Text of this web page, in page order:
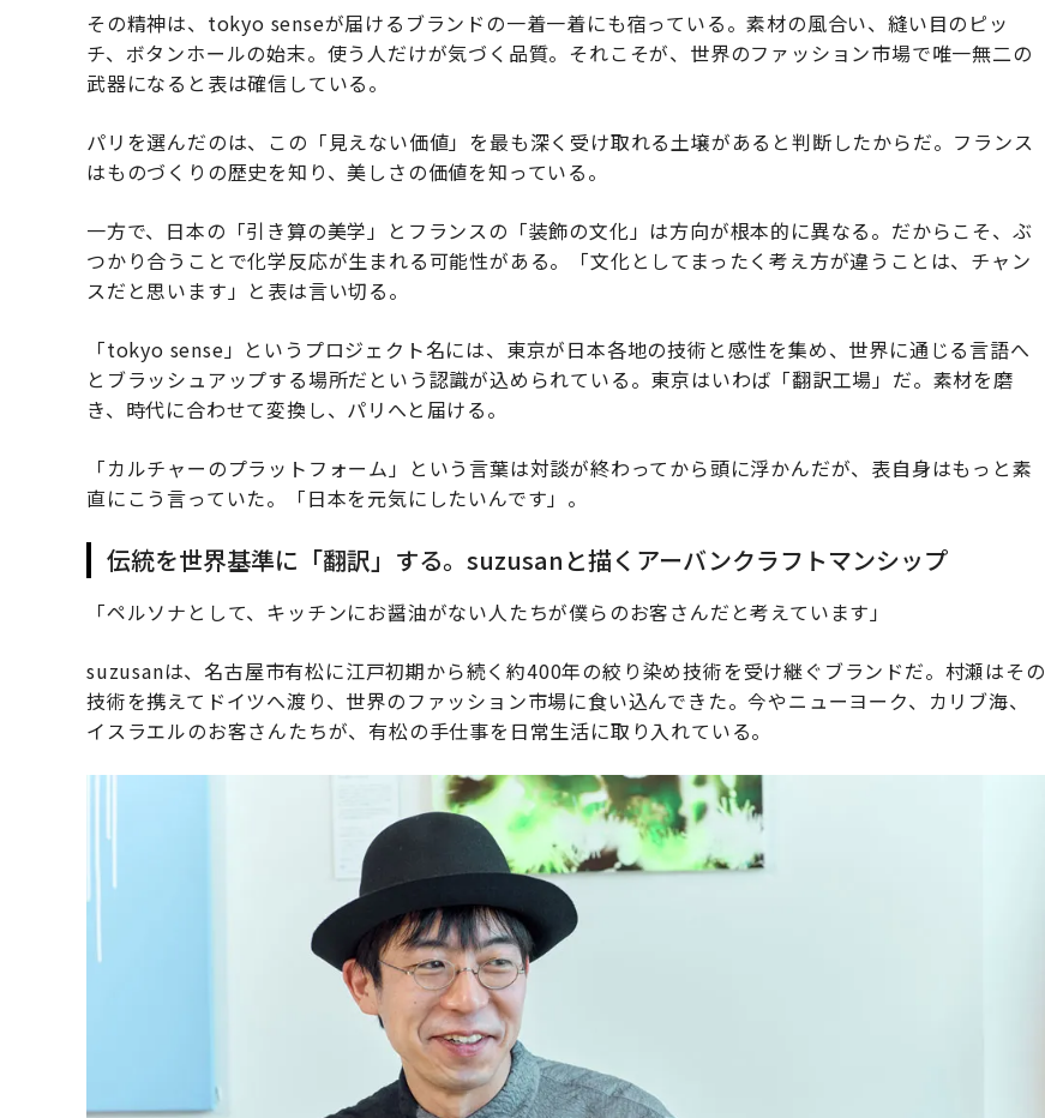
その精神は、tokyo senseが届けるブランドの一着一着にも宿っている。素材の風合い、縫い目のピッ
チ、ボタンホールの始末。使う人だけが気づく品質。それこそが、世界のファッション市場で唯一無二の
武器になると表は確信している。
パリを選んだのは、この「見えない価値」を最も深く受け取れる土壌があると判断したからだ。フランス
はものづくりの歴史を知り、美しさの価値を知っている。
一方で、日本の「引き算の美学」とフランスの「装飾の文化」は方向が根本的に異なる。だからこそ、ぶ
つかり合うことで化学反応が生まれる可能性がある。「文化としてまったく考え方が違うことは、チャン
スだと思います」と表は言い切る。
「tokyo sense」というプロジェクト名には、東京が日本各地の技術と感性を集め、世界に通じる言語へ
とブラッシュアップする場所だという認識が込められている。東京はいわば「翻訳工場」だ。素材を磨
き、時代に合わせて変換し、パリへと届ける。
「カルチャーのプラットフォーム」という言葉は対談が終わってから頭に浮かんだが、表自身はもっと素
直にこう言っていた。「日本を元気にしたいんです」。
伝統を世界基準に「翻訳」する。suzusanと描くアーバンクラフトマンシップ
「ペルソナとして、キッチンにお醤油がない人たちが僕らのお客さんだと考えています」
suzusanは、名古屋市有松に江戸初期から続く約400年の絞り染め技術を受け継ぐブランドだ。村瀬はその
技術を携えてドイツへ渡り、世界のファッション市場に食い込んできた。今やニューヨーク、カリブ海、
イスラエルのお客さんたちが、有松の手仕事を日常生活に取り入れている。